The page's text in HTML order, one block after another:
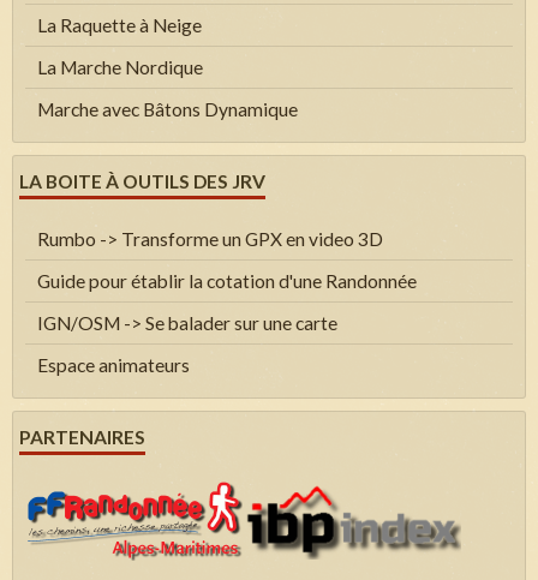
La Raquette à Neige
La Marche Nordique
Marche avec Bâtons Dynamique
LA BOITE À OUTILS DES JRV
Rumbo -> Transforme un GPX en video 3D
Guide pour établir la cotation d'une Randonnée
IGN/OSM -> Se balader sur une carte
Espace animateurs
PARTENAIRES